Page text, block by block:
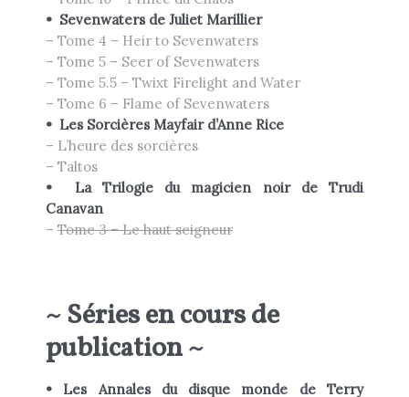
• Sevenwaters de Juliet Marillier
– Tome 4 – Heir to Sevenwaters
– Tome 5 – Seer of Sevenwaters
– Tome 5.5 – Twixt Firelight and Water
– Tome 6 – Flame of Sevenwaters
• Les Sorcières Mayfair d’Anne Rice
– L’heure des sorcières
– Taltos
•
La Trilogie du magicien noir de Trudi
Canavan
– Tome 3 – Le haut seigneur
~ Séries en cours de
publication ~
• Les Annales du disque monde deTerry